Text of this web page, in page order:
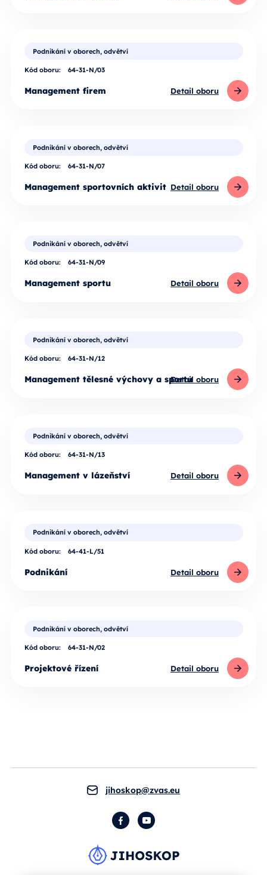
Podnikání v oborech, odvětví
Kód oboru: 64-31-N/03
Management firem Detail oboru
Podnikání v oborech, odvětví
Kód oboru: 64-31-N/07
Management sportovních aktivit Detail oboru
Podnikání v oborech, odvětví
Kód oboru: 64-31-N/09
Management sportu Detail oboru
Podnikání v oborech, odvětví
Kód oboru: 64-31-N/12
Management tělesné výchovy a sportuDetail oboru
Podnikání v oborech, odvětví
Kód oboru: 64-31-N/13
Management v lázeňství Detail oboru
Podnikání v oborech, odvětví
Kód oboru: 64-41-L/51
Podnikání Detail oboru
Podnikání v oborech, odvětví
Kód oboru: 64-31-N/02
Projektové řízení Detail oboru
jihoskop@zvas.eu
FacebookYouTube